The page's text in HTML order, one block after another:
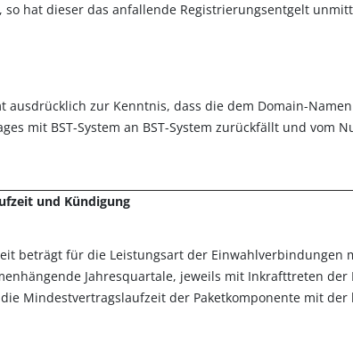
so hat dieser das anfallende Registrierungsentgelt
ausdrücklich zur Kenntnis, dass die dem Domain-
mit BST-System an BST-System zurückfällt und
und Kündigung
beträgt für die Leistungsart der
Jahresquartale, jeweils mit Inkrafttreten
Mindestvertragslaufzeit der Paketkomponente mit